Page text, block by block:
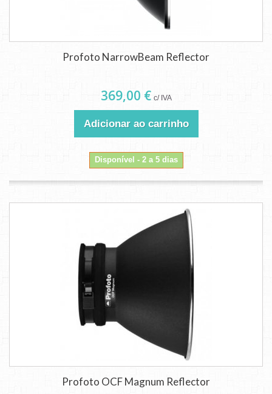
Profoto NarrowBeam Reflector
369,00 € c/ IVA
Adicionar ao carrinho
Disponível - 2 a 5 dias
Profoto OCF Magnum Reflector